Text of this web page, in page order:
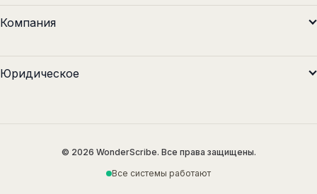
Компания
Юридическое
© 2026 WonderScribe. Все права защищены.
Все системы работают